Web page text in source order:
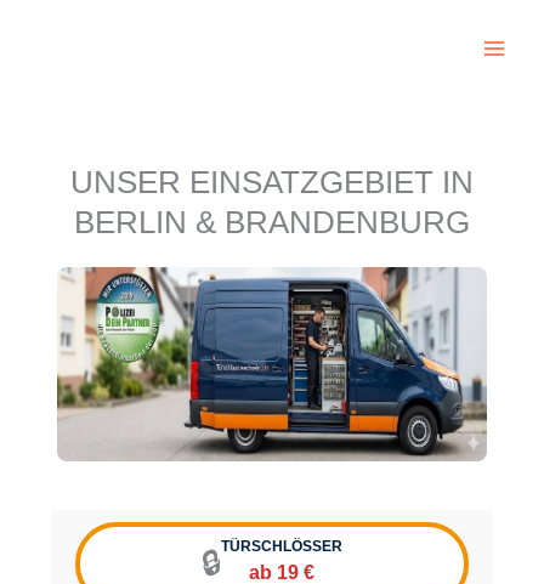
UNSER EINSATZGEBIET IN
BERLIN & BRANDENBURG
🔒TÜRSCHLÖSSER
ab 19 €